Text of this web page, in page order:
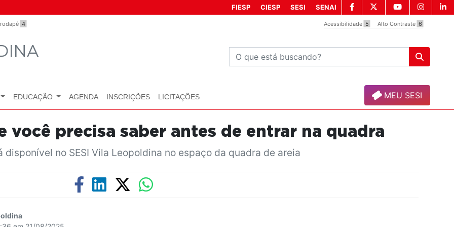
4 Acessibilidade 5 Alto Contraste 6
FIESP CIESP SESI SENAI
EDUCAÇÃO AGENDA INSCRIÇÕES LICITAÇÕES MEU SESI
você precisa saber antes de entrar na quadra
disponível no SESI Vila Leopoldina no espaço da quadra de areia